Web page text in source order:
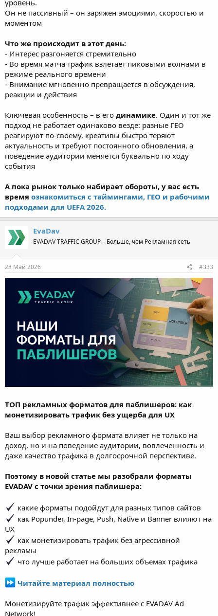
уровень.
Он не пассивный – он заряжен эмоциями, скоростью и
моментом
Что же происходит в этот день:
- Интерес разгоняется стремительно
- Во время матча трафик взлетает пиковыми волнами в
режиме реального времени
- Внимание мгновенно превращается в обсуждения,
реакции и действия
Ключевая особенность – в его динамике. Один и тот же
подход не работает одинаково везде: разные ГЕО
реагируют по-своему, креативы быстро теряют
актуальность и требуют постоянного обновления, а
поведение аудитории меняется буквально по ходу
события
А пока рынок только набирает обороты, у вас есть
время ознакомиться с таймингами, ГЕО и рабочими
подходами для UEFA 2026.
EvaDav
EVADAV TRAFFIC GROUP – Больше, чем Рекламная сеть
28 Май 2026 #333
ТOП рекламных форматов для паблишеров: как
монетизировать трафик без ущерба для UX
Ваш выбор рекламного формата влияет не только на
доход, но и на поведение аудитории, вовлеченность и
даже качество трафика в долгосрочной перспективе.
Поэтому в новой статье мы разобрали форматы
EVADAV с точки зрения паблишера:
какие форматы подойдут для разных типов сайтов
как Popunder, In-page, Push, Native и Banner влияют на
UX
как монетизировать трафик без агрессивной
рекламы
что лучше работает на больших объемах трафика
Читайте материал полностью
Монетизируйте трафик эффективнее с EVADAV Ad
Network!